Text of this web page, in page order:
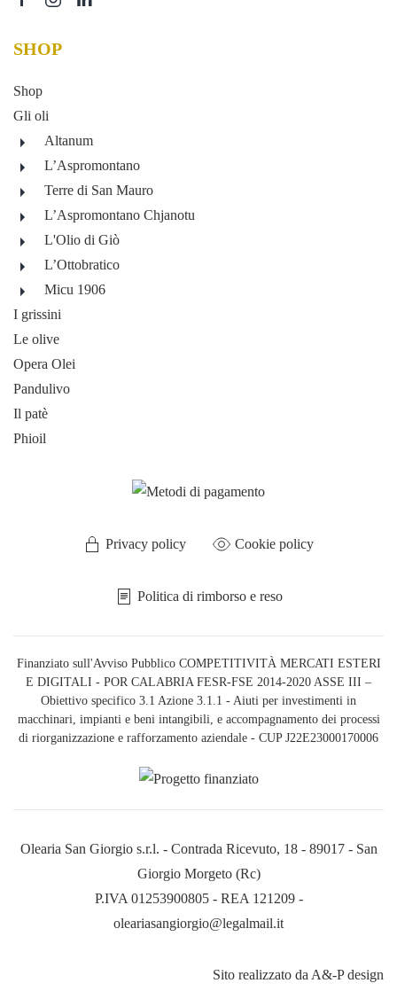
SHOP
Shop
Gli oli
Altanum
L’Aspromontano
Terre di San Mauro
L’Aspromontano Chjanotu
L'Olio di Giò
L’Ottobratico
Micu 1906
I grissini
Le olive
Opera Olei
Pandulivo
Il patè
Phioil
Privacy policy Cookie policy
Politica di rimborso e reso
Finanziato sull'Avviso Pubblico COMPETITIVITÀ MERCATI ESTERI
E DIGITALI - POR CALABRIA FESR-FSE 2014-2020 ASSE III –
Obiettivo specifico 3.1 Azione 3.1.1 - Aiuti per investimenti in
macchinari, impianti e beni intangibili, e accompagnamento dei processi
di riorganizzazione e rafforzamento aziendale - CUP J22E23000170006
Olearia San Giorgio s.r.l. - Contrada Ricevuto, 18 - 89017 - San
Giorgio Morgeto (Rc)
P.IVA 01253900805 - REA 121209 -
oleariasangiorgio@legalmail.it
Sito realizzato da A&-P design